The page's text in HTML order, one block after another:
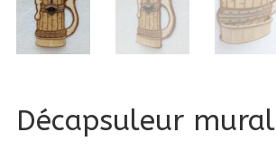
Décapsuleur mural